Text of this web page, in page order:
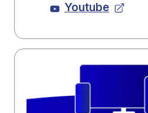
Youtube